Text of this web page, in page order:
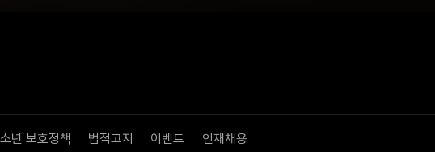
년 보호정책 법적고지 이벤트 인재채용